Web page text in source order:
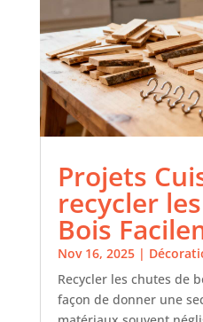
Projets
recycler
Bois
Nov 16, 2025|
Recycler les chutes de
façon de donner une